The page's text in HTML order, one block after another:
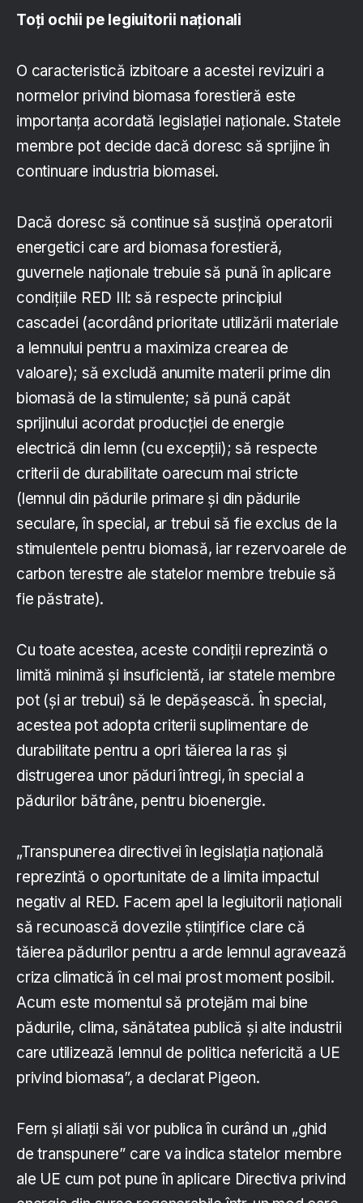
Toți ochii pe legiuitorii naționali
O caracteristică izbitoare a acestei revizuiri a
normelor privind biomasa forestieră este
importanța acordată legislației naționale. Statele
membre pot decide dacă doresc să sprijine în
continuare industria biomasei.
Dacă doresc să continue să susțină operatorii
energetici care ard biomasa forestieră,
guvernele naționale trebuie să pună în aplicare
condițiile RED III: să respecte principiul
cascadei (acordând prioritate utilizării materiale
a lemnului pentru a maximiza crearea de
valoare); să excludă anumite materii prime din
biomasă de la stimulente; să pună capăt
sprijinului acordat producției de energie
electrică din lemn (cu excepții); să respecte
criterii de durabilitate oarecum mai stricte
(lemnul din pădurile primare și din pădurile
seculare, în special, ar trebui să fie exclus de la
stimulentele pentru biomasă, iar rezervoarele de
carbon terestre ale statelor membre trebuie să
fie păstrate).
Cu toate acestea, aceste condiții reprezintă o
limită minimă și insuficientă, iar statele membre
pot (și ar trebui) să le depășească. În special,
acestea pot adopta criterii suplimentare de
durabilitate pentru a opri tăierea la ras și
distrugerea unor păduri întregi, în special a
pădurilor bătrâne, pentru bioenergie.
„Transpunerea directivei în legislația națională
reprezintă o oportunitate de a limita impactul
negativ al RED. Facem apel la legiuitorii naționali
să recunoască dovezile științifice clare că
tăierea pădurilor pentru a arde lemnul agravează
criza climatică în cel mai prost moment posibil.
Acum este momentul să protejăm mai bine
pădurile, clima, sănătatea publică și alte industrii
care utilizează lemnul de politica nefericită a UE
privind biomasa”, a declarat Pigeon.
Fern și aliații săi vor publica în curând un „ghid
de transpunere” care va indica statelor membre
ale UE cum pot pune în aplicare Directiva privind